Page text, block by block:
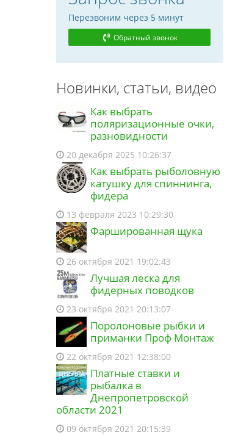
Покупатель из города Київ
авторизовался
13:04 06.08.2026
Снасть на товстолоба "Кошик-
(9997198)и еще 1 товар
Покупатель оформил заказ на
Снасть на толстолоба "Корзина-
Глобус" набор 2 штуки в коробке
(9997198)
16:02 05.08.2026
Покупатель оформил заказ на
Жерлица разборная ПФ (9995382)
22:43 04.08.2026
Покупатель из города Київ
зарегистрировал новый аккаунт
22:21 04.08.2026
Покупатель оформил заказ на
Воблер Strike Pro Baby Pro EG-
036F(022PT)(9996699) и еще 1 товар
14:57 04.08.2026
Покупатель оформил заказ на
Повітряне тісто Cukk Puffi Honey
Мед 30гр МІНІ (531318)и еще 4
товара
23:46 03.08.2026
Перезвоним через 5 минут
Обратный звонок
Новинки, статьи, видео
Как выбрать
поляризационные очки,
разновидности
20 декабря 2025 10:26:37
Как выбрать рыболовную
катушку для спиннинга,
фидера
13 февраля 2023 10:29:30
Фаршированная щука
26 октября 2021 19:02:43
Лучшая леска для
фидерных поводков
23 октября 2021 20:13:07
Поролоновые рыбки и
приманки Проф Монтаж
22 октября 2021 12:38:00
Платные ставки и
рыбалка в
Днепропетровской
области 2021
09 октября 2021 20:15:39